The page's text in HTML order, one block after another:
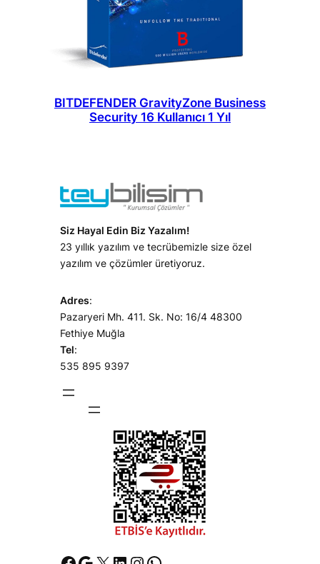
BITDEFENDER GravityZone Business
Security 16 Kullanıcı 1 Yıl
Siz Hayal Edin Biz Yazalım!
23 yıllık yazılım ve tecrübemizle size özel
yazılım ve çözümler üretiyoruz.
Adres:
Pazaryeri Mh. 411. Sk. No: 16/4 48300
Fethiye Muğla
Tel:
535 895 9397